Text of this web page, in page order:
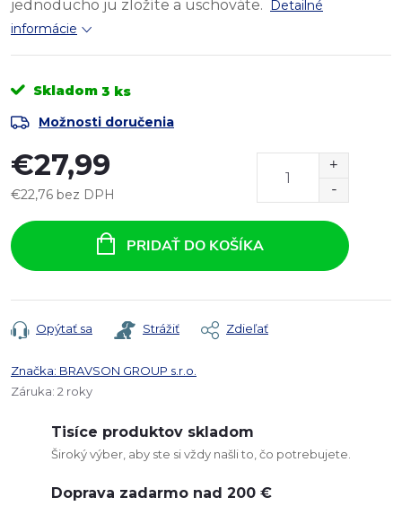
jednoducho ju zložíte a uschováte. Detailné
informácie
Skladom 3 ks
Možnosti doručenia
€27,99
€22,76 bez DPH
cena:
PRIDAŤ DO KOŠÍKA
Opýtať sa Strážiť Zdieľať
Značka: BRAVSON GROUP s.r.o.
Záruka: 2 roky
Tisíce produktov skladom
Široký výber, aby ste si vždy našli to, čo potrebujete.
Doprava zadarmo nad 200 €